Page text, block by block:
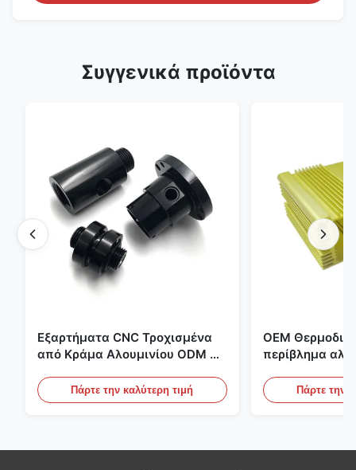
Συγγενικά προϊόντα
Εξαρτήματα CNC Τροχισμένα
από Κράμα Αλουμινίου ODM με
Πάρτε την καλύτερη τιμή
OEM
περίβλημα
ηλεκτρικής
Πάρτε την